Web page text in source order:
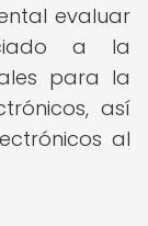
evaluar
a la
para la
así
al